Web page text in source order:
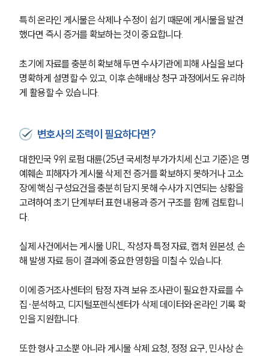
특히 온라인 게시물은 삭제나 수정이 쉽기 때문에 게시물을 발견
했다면 즉시 증거를 확보하는 것이 중요합니다.
초기에 자료를 충분히 확보해 두면 수사기관에 피해 사실을 보다
명확하게 설명할 수 있고, 이후 손해배상 청구 과정에서도 유리하
게 활용할 수 있습니다.
변호사의 조력이 필요하다면?
대한민국 9위 로펌 대륜(25년 국세청 부가가치세 신고 기준)은 명
예훼손 피해자가 게시물 삭제 전 증거를 확보하지 못하거나 고소
장에 핵심 구성요건을 충분히 담지 못해 수사가 지연되는 상황을
고려하여 초기 단계부터 표현 내용과 증거 구조를 함께 검토합니
다.
실제 사건에서는 게시물 URL, 작성자 특정 자료, 캡처 원본성, 손
해 발생 자료 등이 결과에 중요한 영향을 미칠 수 있습니다.
이에 증거조사센터의 탐정 자격 보유 조사관이 필요한 자료를 수
집·분석하고, 디지털포렌식센터가 삭제 데이터와 온라인 기록 확
인을 지원합니다.
또한 형사 고소뿐 아니라 게시물 삭제 요청, 정정 요구, 민사상 손